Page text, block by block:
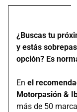
¿Buscas tu
y estás
opción? Es
En el
Motorpasión &
más de 50